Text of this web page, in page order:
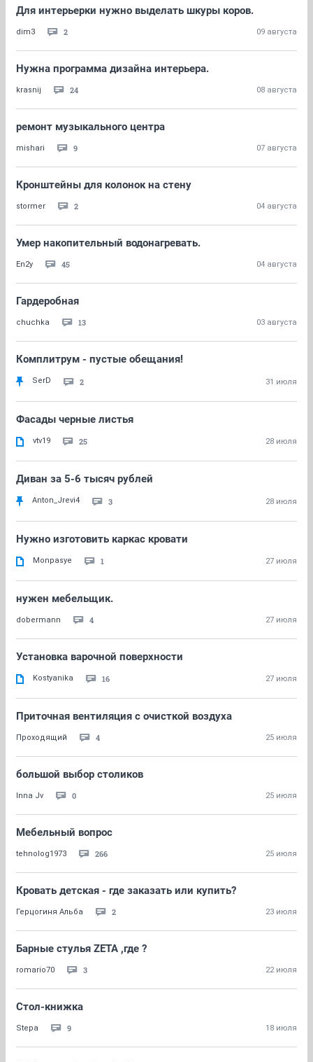
Для интерьерки нужно выделать шкуры коров.
dim3 2 09 августа
Нужна программа дизайна интерьера.
krasnij 24 08 августа
ремонт музыкального центра
mishari 9 07 августа
Кронштейны для колонок на стену
stormer 2 04 августа
Умер накопительный водонагревать.
En2y 45 04 августа
Гардеробная
chuchka 13 03 августа
Комплитрум - пустые обещания!
SerD 2 31 июля
Фасады черные листья
vtv19 25 28 июля
Диван за 5-6 тысяч рублей
Anton_Jrevi4 3 28 июля
Нужно изготовить каркас кровати
Monpasye 1 27 июля
нужен мебельщик.
dobermann 4 27 июля
Установка варочной поверхности
Kostyanika 16 27 июля
Приточная вентиляция с очисткой воздуха
Проходящий 4 25 июля
большой выбор столиков
Inna Jv 0 25 июля
Мебельный вопрос
tehnolog1973 266 25 июля
Кровать детская - где заказать или купить?
Герцогиня Альба 2 23 июля
Барные стулья ZETA ,где ?
romario70 3 22 июля
Стол-книжка
Stepa 9 18 июля